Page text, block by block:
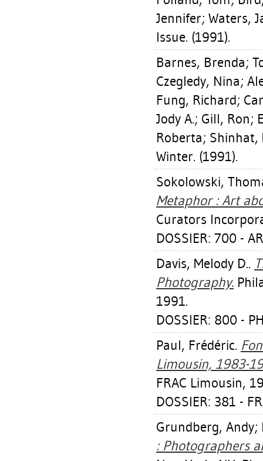
Jennifer; Waters,
Issue. (1991).
Barnes, Brenda;
Czegledy, Nina;
Fung, Richard;
Jody A.; Gill, Ron;
Roberta; Shinhat,
Winter. (1991).
Sokolowski,
Metaphor : Art
Curators
DOSSIER: 700 -
Davis, Melody D..
Photography.
1991.
DOSSIER: 800 -
Paul, Frédéric.
Limousin, 1983-
FRAC Limousin,
DOSSIER: 381 -
Grundberg, Andy;
: Photographers